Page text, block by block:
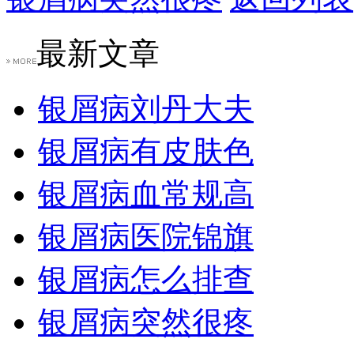
最新文章
银屑病刘丹大夫
银屑病有皮肤色
银屑病血常规高
银屑病医院锦旗
银屑病怎么排查
银屑病突然很疼